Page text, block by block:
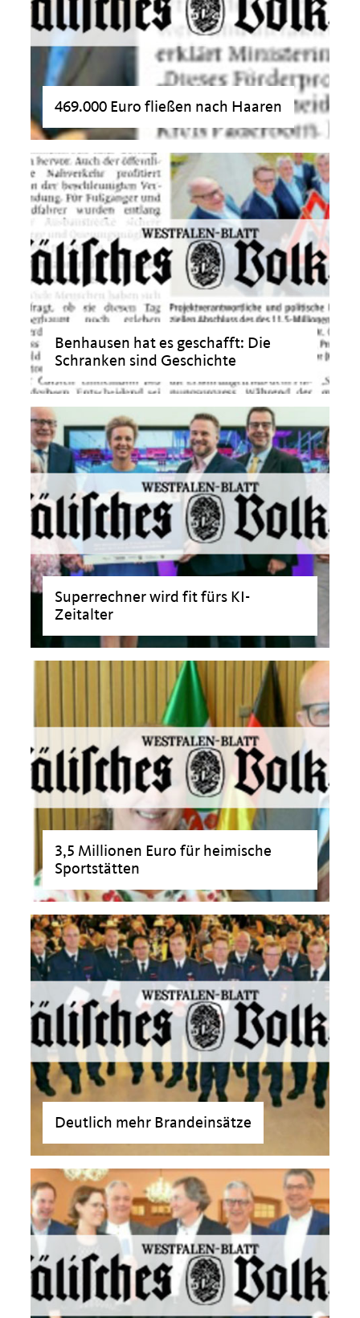
469.000 Euro fließen nach Haaren
Benhausen hat es geschafft: Die
Schranken sind Geschichte
Superrechner wird fit fürs KI-
Zeitalter
3,5 Millionen Euro für heimische
Sportstätten
Deutlich mehr Brandeinsätze